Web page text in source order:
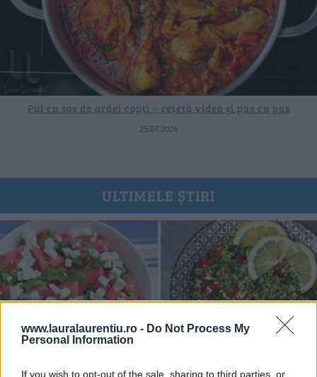
www.lauralaurentiu.ro - Do Not Process My
Personal Information
If you wish to opt-out of the sale, sharing to third parties, or
Pui cu sos de ardei copți – rețetă video și pas cu pas
25.07.2026
ULTIMELE ȘTIRI